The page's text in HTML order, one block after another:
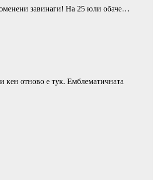
завинаги! На 25 юли обаче…
кен отново е тук. Емблематичната